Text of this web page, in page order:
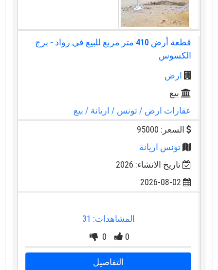
قطعة أرض 410 متر مربع للبيع في رواد - برج
الكسوس
ارض
بيع
عقارات ارض / تونس / اريانة/ بيع
السعر: 95000
تونس اريانة
تاريخ الانشاء: 2026
2026-08-02
المشاهدات: 31
0
0
التفاصيل